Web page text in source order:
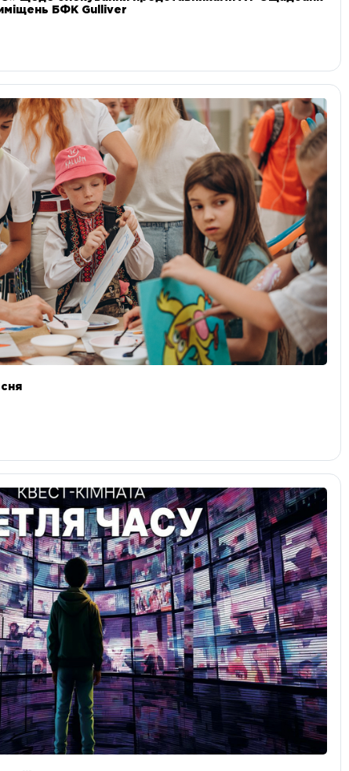
БФК Gulliver